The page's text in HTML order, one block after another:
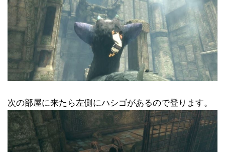
次の部屋に来たら左側にハシゴがあるので登ります。